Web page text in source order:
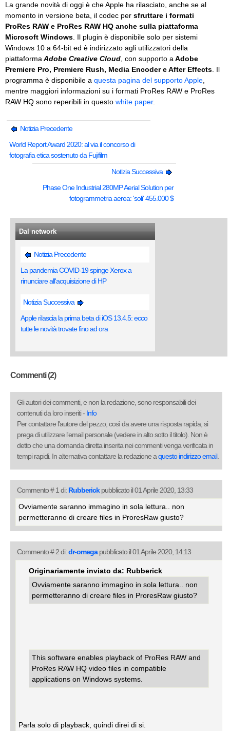
La grande novità di oggi è che Apple ha rilasciato, anche se al
momento in versione beta, il codec per sfruttare i formati
ProRes RAW e ProRes RAW HQ anche sulla piattaforma
Microsoft Windows. Il plugin è disponibile solo per sistemi
Windows 10 a 64-bit ed è indirizzato agli utilizzatori della
piattaformaAdobe Creative Cloud, con supporto aAdobe
Premiere Pro, Premiere Rush, Media Encoder e After Effects. Il
programma è disponibile a questa pagina del supporto Apple,
mentre maggiori informazioni su i formati ProRes RAW e ProRes
RAW HQ sono reperibili in questo white paper.
Notizia Precedente
World Report Award 2020: al via il concorso di
fotografia etica sostenuto da Fujifilm
Notizia Successiva
Phase One Industrial 280MP Aerial Solution per
fotogrammetria aerea: 'soli' 455.000 $
Dal network
Notizia Precedente
La pandemia COVID-19 spinge Xerox a
rinunciare all'acquisizione di HP
Notizia Successiva
Apple rilascia la prima beta di iOS 13.4.5: ecco
tutte le novità trovate fino ad ora
Commenti (2)
Gli autori dei commenti, e non la redazione, sono responsabili dei
contenuti da loro inseriti - Info
Per contattare l'autore del pezzo, così da avere una risposta rapida, si
prega di utilizzare l'email personale (vedere in alto sotto il titolo). Non è
detto che una domanda diretta inserita nei commenti venga verificata in
tempi rapidi. In alternativa contattare la redazione aquesto indirizzo email.
Commento # 1 di: Rubberickpubblicato il 01 Aprile 2020, 13:33
Ovviamente saranno immagino in sola lettura.. non
permetteranno di creare files in ProresRaw giusto?
Commento # 2 di:dr-omegapubblicato il 01 Aprile 2020, 14:13
Originariamente inviato da: Rubberick
Ovviamente saranno immagino in sola lettura.. non
permetteranno di creare files in ProresRaw giusto?
This software enables playback of ProRes RAW and
ProRes RAW HQ video files in compatible
applications on Windows systems.
Parla solo di playback, quindi direi di si.